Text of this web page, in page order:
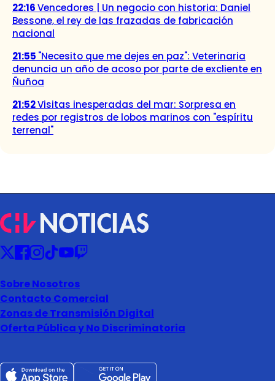
22:16Vencedores | Un negocio con historia: Daniel
Bessone, el rey de las frazadas de fabricación
nacional
21:55 "Necesito que me dejes en paz": Veterinaria
denuncia un año de acoso por parte de excliente en
Ñuñoa
21:52Visitas inesperadas del mar: Sorpresa en
redes por registros de lobos marinos con "espíritu
terrenal"
Sobre Nosotros
Contacto Comercial
Zonas de Transmisión Digital
Oferta Pública y No Discriminatoria